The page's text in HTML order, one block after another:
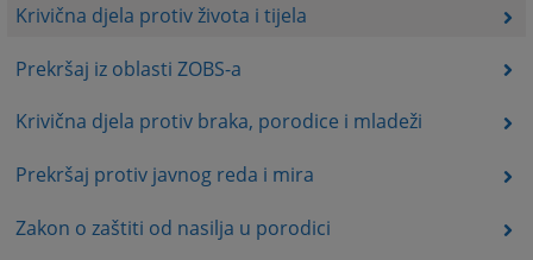
Krivična djela protiv života i tijela
Prekršaj iz oblasti ZOBS-a
Krivična djela protiv braka, porodice i mladeži
Prekršaj protiv javnog reda i mira
Zakon o zaštiti od nasilja u porodici